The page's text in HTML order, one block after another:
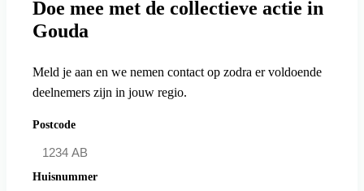
Doe mee met de collectieve actie in
Gouda
Meld je aan en we nemen contact op zodra er voldoende
deelnemers zijn in jouw regio.
Postcode
Huisnummer